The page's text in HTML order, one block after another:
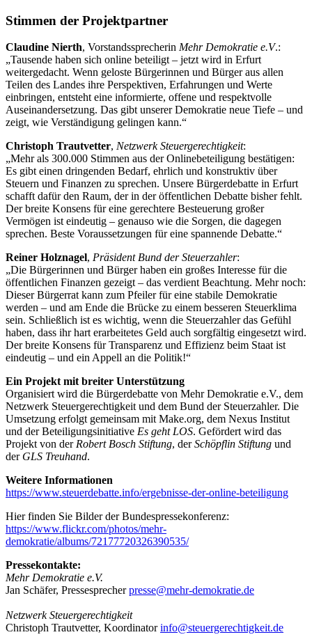
Stimmen der Projektpartner
Claudine Nierth, Vorstandssprecherin Mehr Demokratie e.V.:
„Tausende haben sich online beteiligt – jetzt wird in Erfurt
weitergedacht. Wenn geloste Bürgerinnen und Bürger aus allen
Teilen des Landes ihre Perspektiven, Erfahrungen und Werte
einbringen, entsteht eine informierte, offene und respektvolle
Auseinandersetzung. Das gibt unserer Demokratie neue Tiefe – und
zeigt, wie Verständigung gelingen kann.“
Christoph Trautvetter, Netzwerk Steuergerechtigkeit:
„Mehr als 300.000 Stimmen aus der Onlinebeteiligung bestätigen:
Es gibt einen dringenden Bedarf, ehrlich und konstruktiv über
Steuern und Finanzen zu sprechen. Unsere Bürgerdebatte in Erfurt
schafft dafür den Raum, der in der öffentlichen Debatte bisher fehlt.
Der breite Konsens für eine gerechtere Besteuerung großer
Vermögen ist eindeutig – genauso wie die Sorgen, die dagegen
sprechen. Beste Voraussetzungen für eine spannende Debatte.“
Reiner Holznagel, Präsident Bund der Steuerzahler:
„Die Bürgerinnen und Bürger haben ein großes Interesse für die
öffentlichen Finanzen gezeigt – das verdient Beachtung. Mehr noch:
Dieser Bürgerrat kann zum Pfeiler für eine stabile Demokratie
werden – und am Ende die Brücke zu einem besseren Steuerklima
sein. Schließlich ist es wichtig, wenn die Steuerzahler das Gefühl
haben, dass ihr hart erarbeitetes Geld auch sorgfältig eingesetzt wird.
Der breite Konsens für Transparenz und Effizienz beim Staat ist
eindeutig – und ein Appell an die Politik!“
Ein Projekt mit breiter Unterstützung
Organisiert wird die Bürgerdebatte von Mehr Demokratie e.V., dem
Netzwerk Steuergerechtigkeit und dem Bund der Steuerzahler. Die
Umsetzung erfolgt gemeinsam mit Make.org, dem Nexus Institut
und der Beteiligungsinitiative Es geht LOS. Gefördert wird das
Projekt von der Robert Bosch Stiftung, derSchöpflin Stiftung und
der GLS Treuhand.
Weitere Informationen
https://www.steuerdebatte.info/ergebnisse-der-online-beteiligung
Hier finden Sie Bilder der Bundespressekonferenz:
https://www.flickr.com/photos/mehr-
demokratie/albums/72177720326390535/
Pressekontakte:
Mehr Demokratie e.V.
Jan Schäfer, Pressesprecherpresse@mehr-demokratie.de
Netzwerk Steuergerechtigkeit
Christoph Trautvetter, Koordinatorinfo@steuergerechtigkeit.de